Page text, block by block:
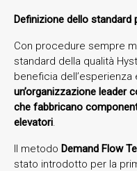
Definizione dello standard
Con procedure sempre
standard della qualità
beneficia
un’organizzazione leader
che fabbricano
elevatori.
Il metodo Demand Flow
stato introdotto per la